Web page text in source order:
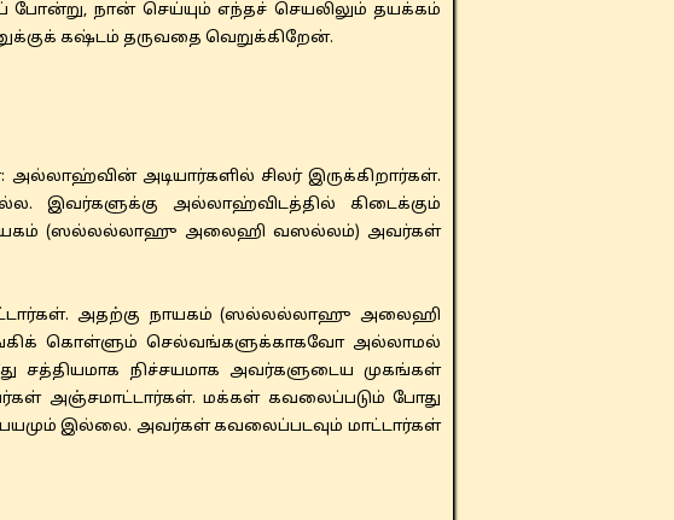
நான் செய்யும் எந்தச் செயலிலும் தயக்கம்
கஷ்டம் தருவதை வெறுக்கிறேன்.
அடியார்களில் சிலர் இருக்கிறார்கள்.
இவர்களுக்கு அல்லாஹ்விடத்தில் கிடைக்கும்
நாயகம் (ஸல்லல்லாஹு அலைஹி வஸல்லம்) அவர்கள்
அதற்கு நாயகம் (ஸல்லல்லாஹு அலைஹி
கொள்ளும் செல்வங்களுக்காகவோ அல்லாமல்
நிச்சயமாக அவர்களுடைய முகங்கள்
அஞ்சமாட்டார்கள். மக்கள் கவலைப்படும் போது
இல்லை. அவர்கள் கவலைப்படவும் மாட்டார்கள்